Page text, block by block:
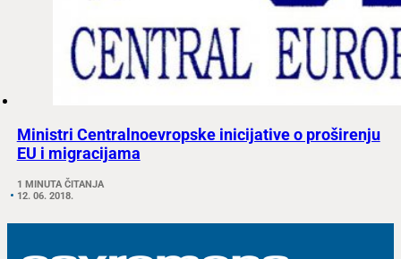
Ministri Centralnoevropske inicijative o proširenju
EU i migracijama
1 MINUTA ČITANJA
12. 06. 2018.